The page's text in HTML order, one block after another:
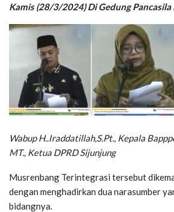
Kamis (28/3/2024) Di Gedung
Wabup H..Iraddatillah,S.Pt., Kepala
MT., Ketua DPRD Sijunjung
Musrenbang Terintegrasi tersebut
dengan menghadirkan dua narasumber
bidangnya.